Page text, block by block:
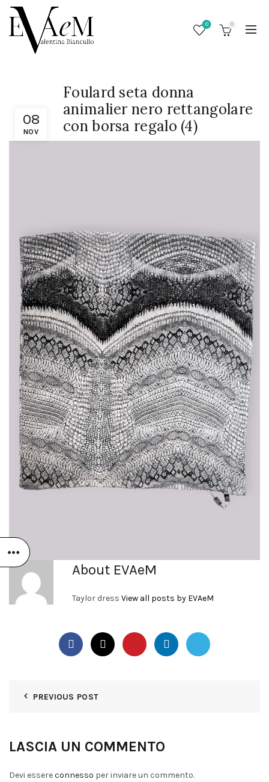
0 0
08
NOV
Foulard seta donna
animalier nero rettangolare
con borsa regalo (4)
About EVAeM
Taylor dress View all posts by EVAeM
PREVIOUS POST
LASCIA UN COMMENTO
Devi essereconnesso per inviare un commento.